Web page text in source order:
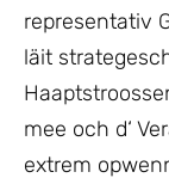
representativ
läit
mee och d‘
extrem